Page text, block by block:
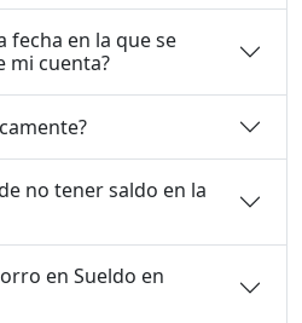
fecha en la que se
mi cuenta?
no tener saldo en la
en Sueldo en